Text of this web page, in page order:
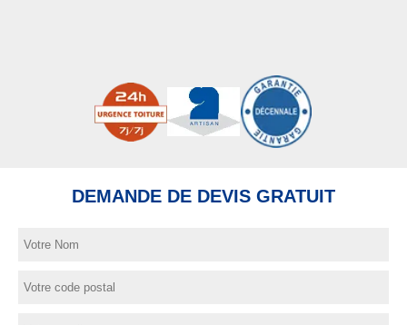
DEMANDE DE DEVIS GRATUIT